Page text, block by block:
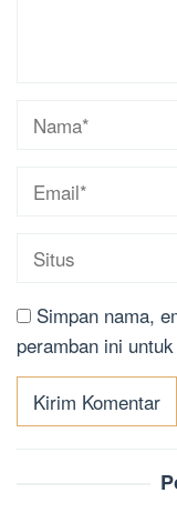
Simpan nama,
peramban ini